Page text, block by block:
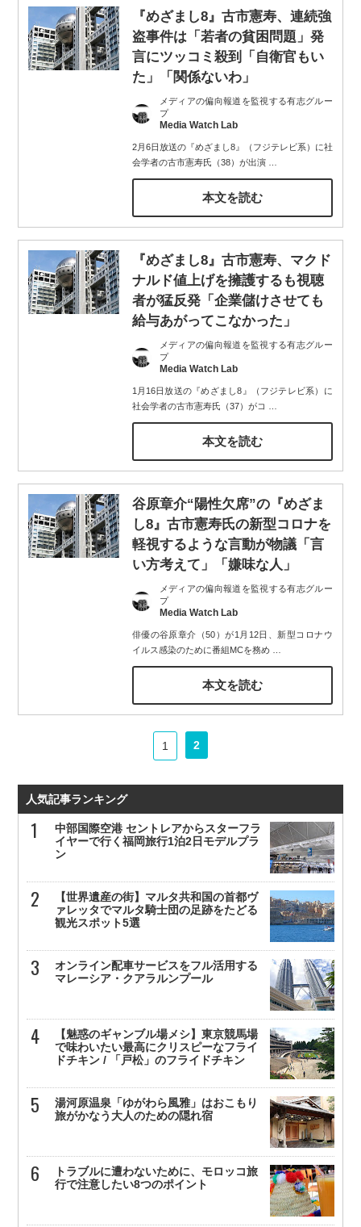
『めざまし8』古市憲寿、連続強
盗事件は「若者の貧困問題」発
言にツッコミ殺到「自衛官もい
た」「関係ないわ」
メディアの偏向報道を監視する有志グルー
プ
Media Watch Lab
2月6日放送の『めざまし8』（フジテレビ系）に社
会学者の古市憲寿氏（38）が出演…
本文を読む
『めざまし8』古市憲寿、マクド
ナルド値上げを擁護するも視聴
者が猛反発「企業儲けさせても
給与あがってこなかった」
メディアの偏向報道を監視する有志グルー
プ
Media Watch Lab
1月16日放送の『めざまし8』（フジテレビ系）に
社会学者の古市憲寿氏（37）がコ
本文を読む
谷原章介“陽性欠席”の『めざま
し8』古市憲寿氏の新型コロナを
軽視するような言動が物議「言
い方考えて」「嫌味な人」
メディアの偏向報道を監視する有志グルー
プ
Media Watch Lab
俳優の谷原章介（50）が1月12日、新型コロナウ
イルス感染のために番組MCを務め…
本文を読む
1 2
人気記事ランキング
中部国際空港 セントレアからスターフラ
イヤーで行く福岡旅行1泊2日モデルプラ
ン
【世界遺産の街】マルタ共和国の首都ヴ
ァレッタでマルタ騎士団の足跡をたどる
観光スポット5選
オンライン配車サービスをフル活用する
マレーシア・クアラルンプール
【魅惑のギャンブル場メシ】東京競馬場
で味わいたい最高にクリスピーなフライ
ドチキン / 「戸松」のフライドチキン
湯河原温泉「ゆがわら風雅」はおこもり
旅がかなう大人のための隠れ宿
トラブルに遭わないために、モロッコ旅
行で注意したい8つのポイント